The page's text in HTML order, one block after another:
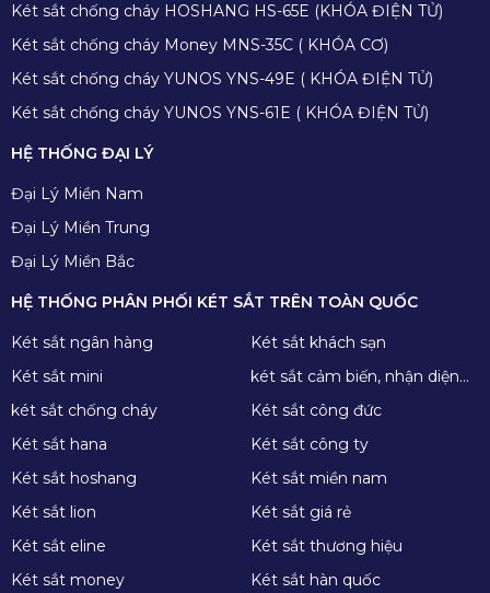
Két sắt chống cháy HOSHANG HS-65E (KHÓA ĐIỆN TỬ)
Két sắt chống cháy Money MNS-35C ( KHÓA CƠ)
Két sắt chống cháy YUNOS YNS-49E ( KHÓA ĐIỆN TỬ)
Két sắt chống cháy YUNOS YNS-61E ( KHÓA ĐIỆN TỬ)
HỆ THỐNG ĐẠI LÝ
Đại Lý Miền Nam
Đại Lý Miền Trung
Đại Lý Miền Bắc
HỆ THỐNG PHÂN PHỐI KÉT SẮT TRÊN TOÀN QUỐC
Két sắt ngân hàng
Két sắt khách sạn
Két sắt mini
két sắt cảm biến, nhận diện
khuôn mặt
két sắt chống cháy
Két sắt công đức
Két sắt hana
Két sắt công ty
Két sắt hoshang
Két sắt miền nam
Két sắt lion
Két sắt giá rẻ
Két sắt eline
Két sắt thương hiệu
Két sắt money
Két sắt hàn quốc